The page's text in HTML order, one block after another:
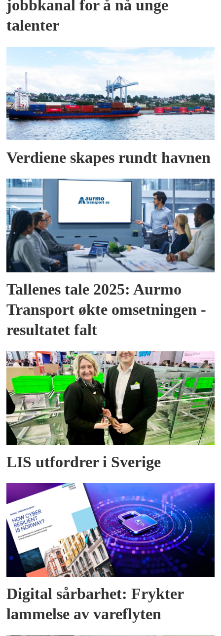
jobbkanal for å nå unge
talenter
Verdiene skapes rundt havnen
Tallenes tale 2025: Aurmo
Transport økte omsetningen -
resultatet falt
LIS utfordrer i Sverige
Digital sårbarhet: Frykter
lammelse av vareflyten